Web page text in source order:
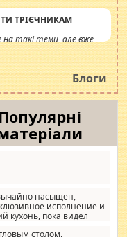
ТРІЄЧНИКАМ
на такі теми, але вже
інсенуації
Штучно
катастрофа.
Блоги
Популярні
насыщен,
исполнение и
кухонь, пока видел
столом,